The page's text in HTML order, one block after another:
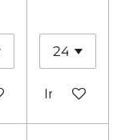
In